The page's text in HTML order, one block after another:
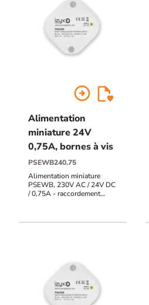
arrow_circle_right
Alimentation
miniature 24V
0,75A, bornes à vis
PSEWB240.75
Alimentation miniature
PSEWB, 230V AC / 24V DC
/ 0,75A - raccordement